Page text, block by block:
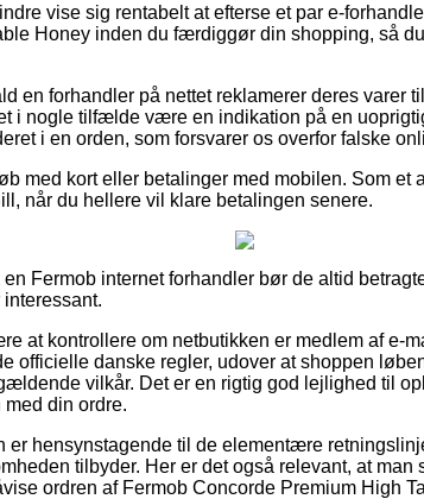
vise sig rentabelt at efterse et par e-
Honey inden du færdiggør din shopping, så
en forhandler på nettet reklamerer deres varer
i nogle tilfælde være en indikation på en
i en orden, som forsvarer os overfor falske
med kort eller betalinger med mobilen. Som et
når du hellere vil klare betalingen senere.
Fermob internet forhandler bør de altid
at kontrollere om netbutikken er medlem af e-
officielle danske regler, udover at shoppen
vilkår. Det er en rigtig god lejlighed til
din ordre.
er hensynstagende til de elementære
tilbyder. Her er det også relevant, at man
ordren af Fermob Concorde Premium High